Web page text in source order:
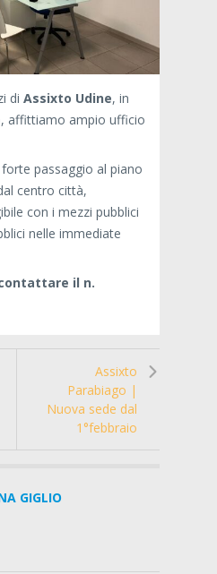
di Assixto Udine, in
affittiamo ampio ufficio
passaggio al piano
centro città,
con i mezzi pubblici
nelle immediate
il n.
Assixto
Parabiago |
Nuova sede dal
1°febbraio
GIGLIO